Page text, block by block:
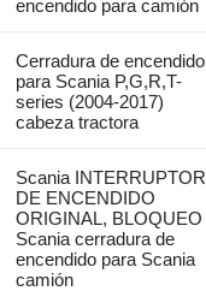
encendido para camión
Cerradura de encendido
para Scania P,G,R,T-
series (2004-2017)
cabeza tractora
Scania INTERRUPTOR
DE ENCENDIDO
ORIGINAL, BLOQUEO
Scania cerradura de
encendido para Scania
camión